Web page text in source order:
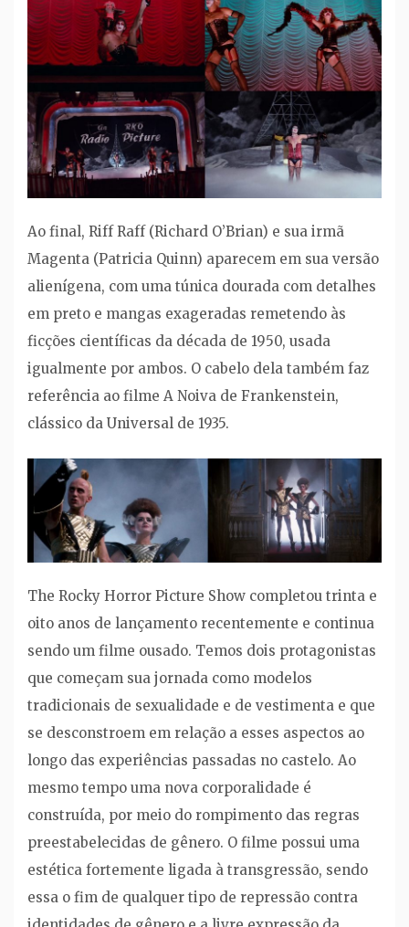
Ao final, Riff Raff (Richard O’Brian) e sua irmã
Magenta (Patricia Quinn) aparecem em sua versão
alienígena, com uma túnica dourada com detalhes
em preto e mangas exageradas remetendo às
ficções científicas da década de 1950, usada
igualmente por ambos. O cabelo dela também faz
referência ao filme A Noiva de Frankenstein,
clássico da Universal de 1935.
The Rocky Horror Picture Show completou trinta e
oito anos de lançamento recentemente e continua
sendo um filme ousado. Temos dois protagonistas
que começam sua jornada como modelos
tradicionais de sexualidade e de vestimenta e que
se desconstroem em relação a esses aspectos ao
longo das experiências passadas no castelo. Ao
mesmo tempo uma nova corporalidade é
construída, por meio do rompimento das regras
preestabelecidas de gênero. O filme possui uma
estética fortemente ligada à transgressão, sendo
essa o fim de qualquer tipo de repressão contra